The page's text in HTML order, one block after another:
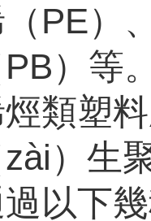
PE）
PB）
類塑
zài）生
以下